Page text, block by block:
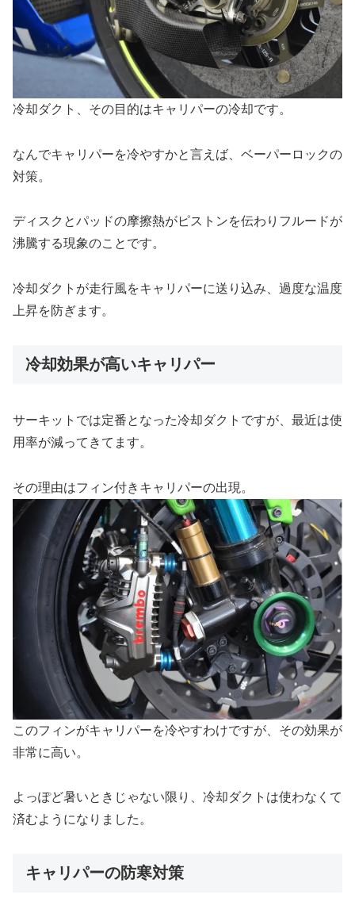
冷却ダクト、その目的はキャリパーの冷却です。
なんでキャリパーを冷やすかと言えば、ベーパーロックの
対策。
ディスクとパッドの摩擦熱がピストンを伝わりフルードが
沸騰する現象のことです。
冷却ダクトが走行風をキャリパーに送り込み、過度な温度
上昇を防ぎます。
冷却効果が高いキャリパー
サーキットでは定番となった冷却ダクトですが、最近は使
用率が減ってきてます。
その理由はフィン付きキャリパーの出現。
このフィンがキャリパーを冷やすわけですが、その効果が
非常に高い。
よっぽど暑いときじゃない限り、冷却ダクトは使わなくて
済むようになりました。
キャリパーの防寒対策